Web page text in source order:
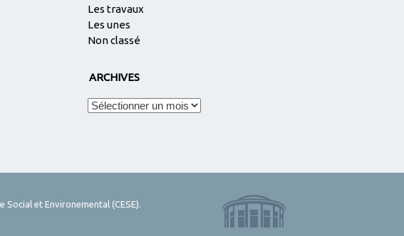
Les travaux
Les unes
Non classé
ARCHIVES
Archives
et Environemental (CESE).